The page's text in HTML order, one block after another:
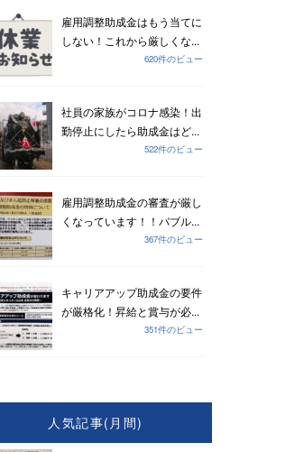
雇用調整助成金はもう当てに
しない！これから厳しくな...
620件のビュー
社員の家族がコロナ感染！出
勤停止にしたら助成金はど...
522件のビュー
雇用調整助成金の審査が厳し
くなっています！！バブル...
367件のビュー
キャリアアップ助成金の要件
が厳格化！昇給と賞与が必...
351件のビュー
人気記事(月間)